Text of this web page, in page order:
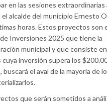
en las sesiones extraordinarias
alcalde del municipio Ernesto
horas. Estos proyectos son
Inversiones 2025 que tiene la
municipal y que consiste
cuya inversión supera los
buscará el aval de la mayoría de
que serán sometidos a